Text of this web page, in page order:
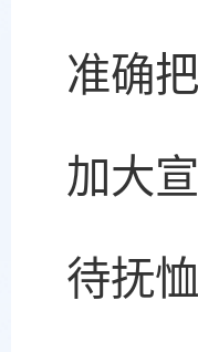
准确
加大
待抚